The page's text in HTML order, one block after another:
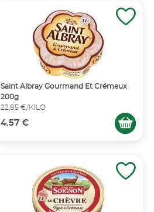
Saint Albray Gourmand Et Crémeux
200g
22,85 €/KILO
4.57 €